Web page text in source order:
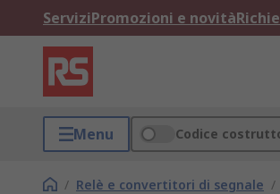
ServiziPromozioni e novità
Menu Codice
/ Relè e convertitori di segnale /